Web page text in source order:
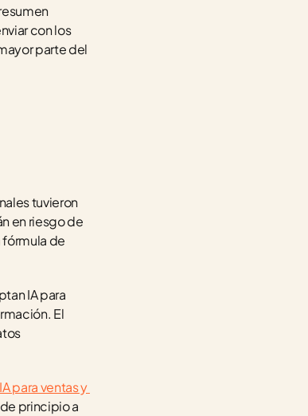
con los
parte del
tuvieron
en riesgo de
fórmula de
IA para
El
para ventas y
principio a